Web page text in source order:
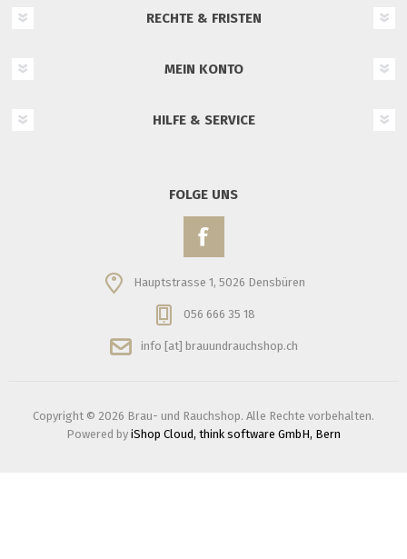
RECHTE & FRISTEN
MEIN KONTO
HILFE & SERVICE
FOLGE UNS
Hauptstrasse 1, 5026 Densbüren
056 666 35 18
info [at] brauundrauchshop.ch
Copyright © 2026 Brau- und Rauchshop. Alle Rechte vorbehalten.
Powered by iShop Cloud, think software GmbH, Bern